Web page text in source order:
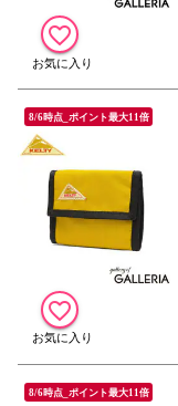
8/6時点_ポイント最大11倍
8/6時点_ポイント最大11倍